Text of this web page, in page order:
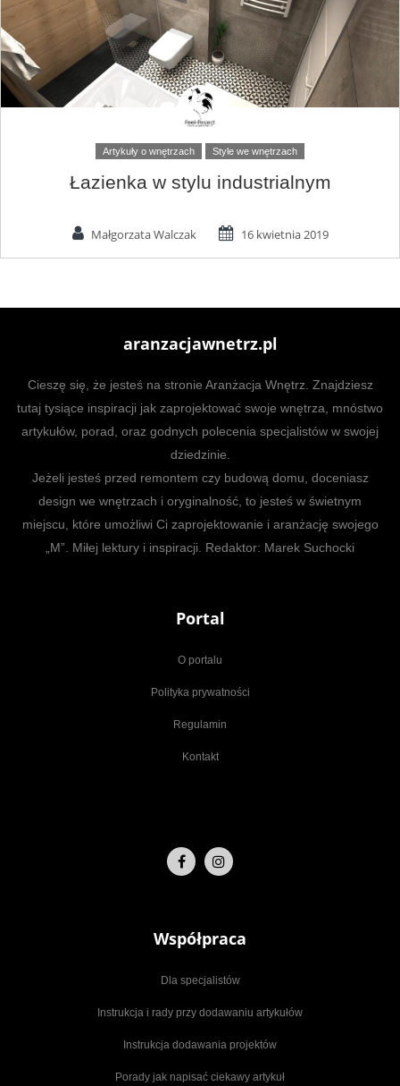
Artykuły o wnętrzach Style we wnętrzach
Łazienka w stylu industrialnym
Małgorzata Walczak 16 kwietnia 2019
aranzacjawnetrz.pl
Cieszę się, że jesteś na stronie Aranżacja Wnętrz. Znajdziesz
tutaj tysiące inspiracji jak zaprojektować swoje wnętrza, mnóstwo
artykułów, porad, oraz godnych polecenia specjalistów w swojej
dziedzinie.
Jeżeli jesteś przed remontem czy budową domu, doceniasz
design we wnętrzach i oryginalność, to jesteś w świetnym
miejscu, które umożliwi Ci zaprojektowanie i aranżację swojego
„M”. Miłej lektury i inspiracji. Redaktor: Marek Suchocki
Portal
O portalu
Polityka prywatności
Regulamin
Kontakt
Współpraca
Dla specjalistów
Instrukcja i rady przy dodawaniu artykułów
Instrukcja dodawania projektów
Porady jak napisać ciekawy artykuł